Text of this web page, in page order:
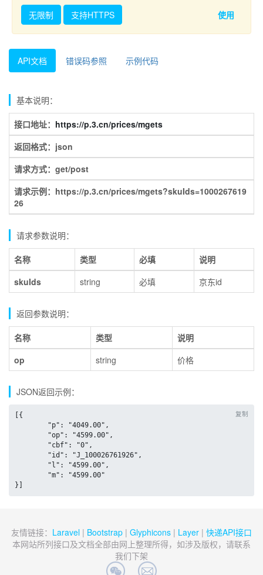
无限制 支持HTTPS 使用
API文档 错误码参照 示例代码
基本说明：
接口地址： https://p.3.cn/prices/mgets
返回格式：json
请求方式：get/post
请求示例：https://p.3.cn/prices/mgets?skuIds=1000267619
26
请求参数说明：
名称 类型 必填
说明
skuIds
string 必填 京东id
返回参数说明：
名称 类型
说明
op
string 价格
JSON返回示例：
复制
[{
}]
友情链接： Laravel | Bootstrap | Glyphicons | Layer | 快递API接口
本网站所列接口及文档全部由网上整理所得，如涉及版权，请联系
我们下架